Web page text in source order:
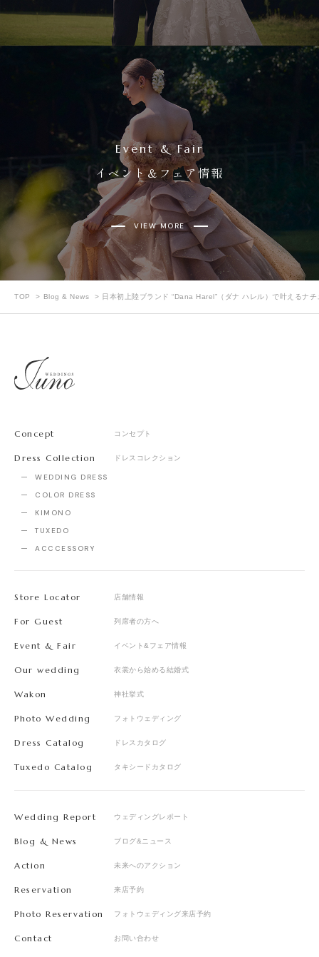
Event & Fair
イベント＆フェア情報
VIEW MORE
TOP Blog & News 日本初上陸ブランド “Dana Harel”（ダナ ハレル）で叶えるナ
Concept コンセプト
Dress Collection ドレスコレクション
WEDDING DRESS
COLOR DRESS
KIMONO
TUXEDO
ACCCESSORY
Store Locator 店舗情報
For Guest 列席者の方へ
Event & Fair イベント&フェア情報
Our wedding 衣裳から始める結婚式
Wakon 神社挙式
Photo Wedding フォトウェディング
Dress Catalog ドレスカタログ
Tuxedo Catalog タキシードカタログ
Wedding Report ウェディングレポート
Blog & News ブログ&ニュース
Action 未来へのアクション
Reservation 来店予約
Photo Reservation フォトウェディング来店予約
Contact お問い合わせ